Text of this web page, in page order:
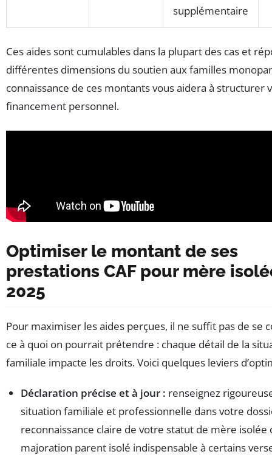
supplémentaire
Ces aides sont cumulables dans la plupart des cas et
différentes dimensions du soutien aux familles
connaissance de ces montants vous aidera à structurer
financement personnel.
Optimiser le montant de ses
prestations CAF pour mère
2025
Pour maximiser les aides perçues, il ne suffit pas de se
ce à quoi on pourrait prétendre : chaque détail de la
familiale impacte les droits. Voici quelques leviers
Déclaration précise et à jour : renseignez
situation familiale et professionnelle dans votre
reconnaissance claire de votre statut de mère isolée
majoration parent isolé indispensable à certains